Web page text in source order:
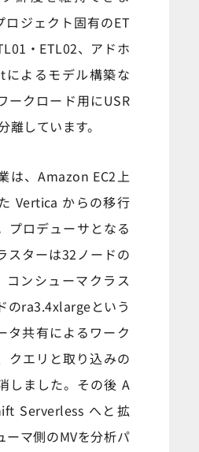
ロジェクト固有のET
・ETL02、アドホ
によるモデル構築な
ークロード用にUSR
離しています。
は、Amazon EC2上
Vertica からの移行
プロデューサとなる
スターは32ノードの
コンシューマクラス
のra3.4xlargeという
タ共有によるワーク
クエリと取り込みの
しました。その後 A
Serverless へと拡
ーマ側のMVを分析パ